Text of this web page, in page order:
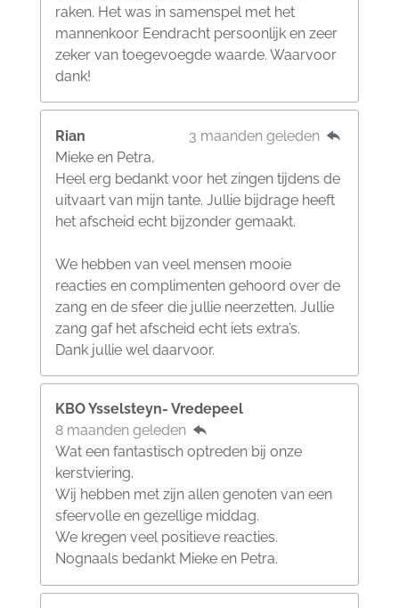
raken. Het was in samenspel met het
mannenkoor Eendracht persoonlijk en zeer
zeker van toegevoegde waarde. Waarvoor
dank!
Rian
3 maanden geleden
Mieke en Petra,
Heel erg bedankt voor het zingen tijdens de
uitvaart van mijn tante. Jullie bijdrage heeft
het afscheid echt bijzonder gemaakt.
We hebben van veel mensen mooie
reacties en complimenten gehoord over de
zang en de sfeer die jullie neerzetten. Jullie
zang gaf het afscheid echt iets extra’s.
Dank jullie wel daarvoor.
KBO Ysselsteyn- Vredepeel
8 maanden geleden
Wat een fantastisch optreden bij onze
kerstviering.
Wij hebben met zijn allen genoten van een
sfeervolle en gezellige middag.
We kregen veel positieve reacties.
Nognaals bedankt Mieke en Petra.